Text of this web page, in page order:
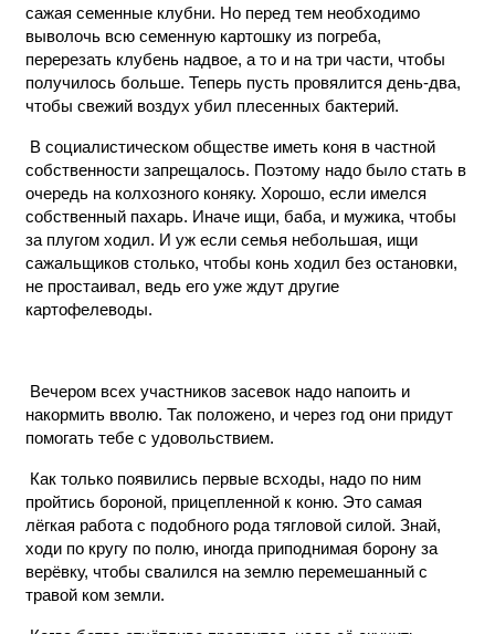
сажая семенные клубни. Но перед тем необходимо
выволочь всю семенную картошку из погреба,
перерезать клубень надвое, а то и на три части, чтобы
получилось больше. Теперь пусть провялится день-два,
чтобы свежий воздух убил плесенных бактерий.
В социалистическом обществе иметь коня в частной
собственности запрещалось. Поэтому надо было стать в
очередь на колхозного коняку. Хорошо, если имелся
собственный пахарь. Иначе ищи, баба, и мужика, чтобы
за плугом ходил. И уж если семья небольшая, ищи
сажальщиков столько, чтобы конь ходил без остановки,
не простаивал, ведь его уже ждут другие
картофелеводы.
Вечером всех участников засевок надо напоить и
накормить вволю. Так положено, и через год они придут
помогать тебе с удовольствием.
Как только появились первые всходы, надо по ним
пройтись бороной, прицепленной к коню. Это самая
лёгкая работа с подобного рода тягловой силой. Знай,
ходи по кругу по полю, иногда приподнимая борону за
верёвку, чтобы свалился на землю перемешанный с
травой ком земли.